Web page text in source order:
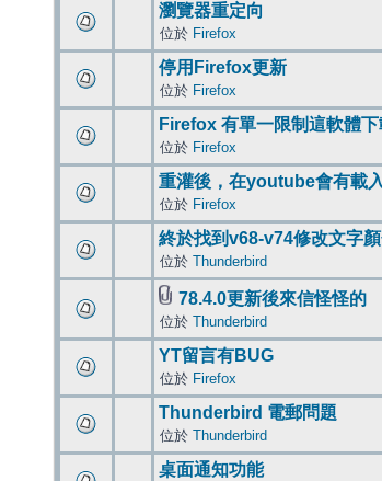
瀏覽器重定向
位於 Firefox
停用Firefox更新
位於 Firefox
Firefox 有單一限制這軟體
位於 Firefox
重灌後，在youtube會有載
位於 Firefox
終於找到v68-v74修改文字
位於 Thunderbird
78.4.0更新後來信怪怪的
位於 Thunderbird
YT留言有BUG
位於 Firefox
Thunderbird 電郵問題
位於 Thunderbird
桌面通知功能